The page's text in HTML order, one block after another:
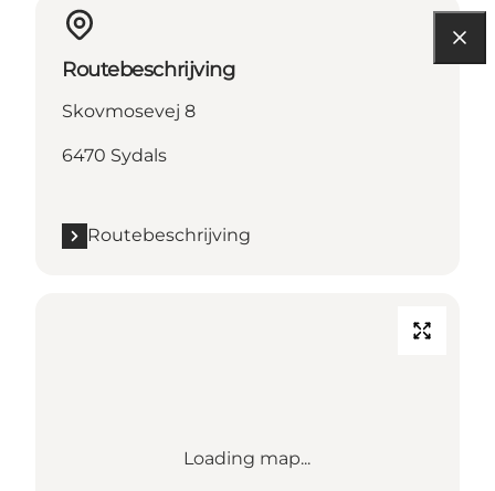
Routebeschrijving
Skovmosevej 8
6470 Sydals
Routebeschrijving
Loading map...